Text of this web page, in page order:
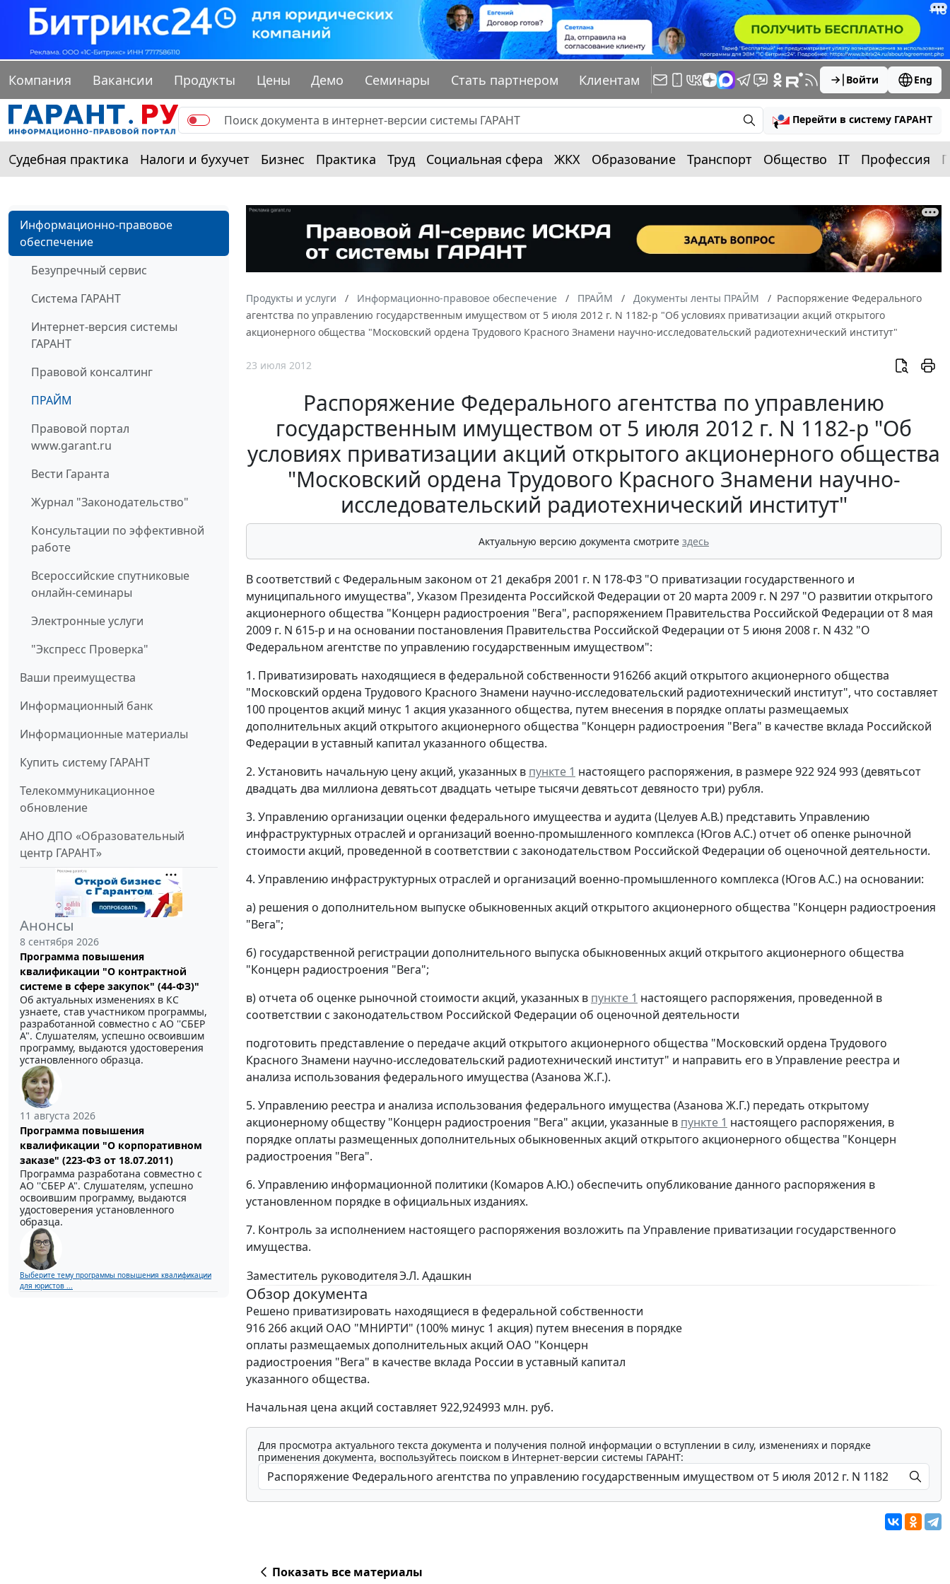
Компания Вакансии Продукты Цены Демо Семинары Стать партнером Клиентам Войти Eng
Перейти в систему ГАРАНТ
Судебная практика Налоги и бухучет Бизнес Практика Труд Социальная сфера ЖКХ Образование Транспорт Общество IT Профессия
Информационно-правовое
обеспечение
Безупречный сервис
Система ГАРАНТ
Интернет-версия системы
ГАРАНТ
Правовой консалтинг
ПРАЙМ
Правовой портал
www.garant.ru
Вести Гаранта
Журнал "Законодательство"
Консультации по эффективной
работе
Всероссийские спутниковые
онлайн-семинары
Электронные услуги
"Экспресс Проверка"
Ваши преимущества
Информационный банк
Информационные материалы
Купить систему ГАРАНТ
Телекоммуникационное
обновление
АНО ДПО «Образовательный
центр ГАРАНТ»
Анонсы
8 сентября 2026
Программа повышения
квалификации "О контрактной
системе в сфере закупок" (44-ФЗ)"
Об актуальных изменениях в КС
узнаете, став участником программы,
разработанной совместно с АО ''СБЕР
А". Слушателям, успешно освоившим
программу, выдаются удостоверения
установленного образца.
11 августа 2026
Программа повышения
квалификации "О корпоративном
заказе" (223-ФЗ от 18.07.2011)
Программа разработана совместно с
АО ''СБЕР А". Слушателям, успешно
освоившим программу, выдаются
удостоверения установленного
образца.
Выберите тему программы повышения квалификации
для юристов ...
Продукты и услуги Информационно-правовое обеспечение ПРАЙМ Документы ленты ПРАЙМ
Распоряжение Федерального
агентства по управлению государственным имуществом от 5 июля 2012 г. N 1182-р "Об условиях приватизации акций открытого
акционерного общества "Московский ордена Трудового Красного Знамени научно-исследовательский радиотехнический институт"
23 июля 2012
Распоряжение Федерального агентства по управлению
государственным имуществом от 5 июля 2012 г. N 1182-р "Об
условиях приватизации акций открытого акционерного общества
"Московский ордена Трудового Красного Знамени научно-
исследовательский радиотехнический институт"
Актуальную версию документа смотрите здесь
В соответствий с Федеральным законом от 21 декабря 2001 г. N 178-ФЗ "О приватизации государственного и
муниципального имущества", Указом Президента Российской Федерации от 20 марта 2009 г. N 297 "О развитии открытого
акционерного общества "Концерн радиостроения "Вега", распоряжением Правительства Российской Федерации от 8 мая
2009 г. N 615-р и на основании постановления Правительства Российской Федерации от 5 июня 2008 г. N 432 "О
Федеральном агентстве по управлению государственным имуществом":
1. Приватизировать находящиеся в федеральной собственности 916266 акций открытого акционерного общества
"Московский ордена Трудового Красного Знамени научно-исследовательский радиотехнический институт", что составляет
100 процентов акций минус 1 акция указанного общества, путем внесения в порядке оплаты размещаемых
дополнительных акций открытого акционерного общества "Концерн радиостроения "Вега" в качестве вклада Российской
Федерации в уставный капитал указанного общества.
2. Установить начальную цену акций, указанных в пункте 1 настоящего распоряжения, в размере 922 924 993 (девятьсот
двадцать два миллиона девятьсот двадцать четыре тысячи девятьсот девяносто три) рубля.
3. Управлению организации оценки федерального имущеества и аудита (Целуев А.В.) представить Управлению
инфраструктурных отраслей и организаций военно-промышленного комплекса (Югов А.С.) отчет об опенке рыночной
стоимости акций, проведенной в соответствии с законодательством Российской Федерации об оценочной деятельности.
4. Управлению инфраструктурных отраслей и организаций военно-промышленного комплекса (Югов А.С.) на основании:
а) решения о дополнительном выпуске обыкновенных акций открытого акционерного общества "Концерн радиостроения
"Вега";
б) государственной регистрации дополнительного выпуска обыкновенных акций открытого акционерного общества
"Концерн радиостроения "Вега";
в) отчета об оценке рыночной стоимости акций, указанных в пункте 1 настоящего распоряжения, проведенной в
соответствии с законодательством Российской Федерации об оценочной деятельности
подготовить представление о передаче акций открытого акционерного общества "Московский ордена Трудового
Красного Знамени научно-исследовательский радиотехнический институт" и направить его в Управление реестра и
анализа использования федерального имущества (Азанова Ж.Г.).
5. Управлению реестра и анализа использования федерального имущества (Азанова Ж.Г.) передать открытому
акционерному обществу "Концерн радиостроения "Вега" акции, указанные в пункте 1 настоящего распоряжения, в
порядке оплаты размещенных дополнительных обыкновенных акций открытого акционерного общества "Концерн
радиостроения "Вега".
6. Управлению информационной политики (Комаров А.Ю.) обеспечить опубликование данного распоряжения в
установленном порядке в официальных изданиях.
7. Контроль за исполнением настоящего распоряжения возложить па Управление приватизации государственного
имущества.
Заместитель руководителяЭ.Л. Адашкин
Обзор документа
Решено приватизировать находящиеся в федеральной собственности
916 266 акций ОАО "МНИРТИ" (100% минус 1 акция) путем внесения в порядке
оплаты размещаемых дополнительных акций ОАО "Концерн
радиостроения "Вега" в качестве вклада России в уставный капитал
указанного общества.
Начальная цена акций составляет 922,924993 млн. руб.
Для просмотра актуального текста документа и получения полной информации о вступлении в силу, изменениях и порядке
применения документа, воспользуйтесь поиском в Интернет-версии системы ГАРАНТ:
Показать все материалы